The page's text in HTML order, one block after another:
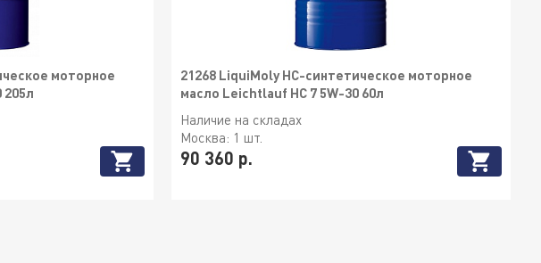
моторное
205л
21268 LiquiMoly НС-синтетическое моторное
масло Leichtlauf HC 7 5W-30 60л
Наличие на складах
Москва: 1 шт.
90 360 р.